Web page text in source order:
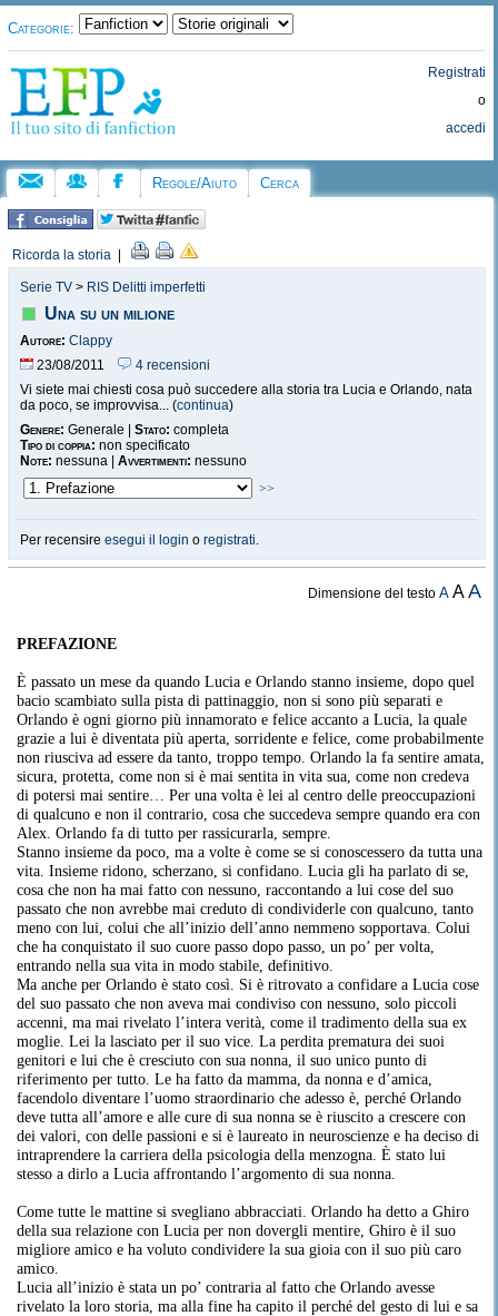
Categorie:
Registrati
o
accedi
Regole/Aiuto Cerca
Ricorda la storia
Serie TV > RIS Delitti imperfetti
Una su un milione
Autore: Clappy
23/08/2011
4 recensioni
Vi siete mai chiesti cosa può succedere alla storia tra Lucia e Orlando, nata
da poco, se improvvisa... (continua)
Genere: Generale | Stato: completa
Tipo di coppia: non specificato
Note: nessuna | Avvertimenti: nessuno
>>
Per recensire esegui il login o registrati.
Dimensione del testoA AA
PREFAZIONE
È passato un mese da quando Lucia e Orlando stanno insieme, dopo quel
bacio scambiato sulla pista di pattinaggio, non si sono più separati e
Orlando è ogni giorno più innamorato e felice accanto a Lucia, la quale
grazie a lui è diventata più aperta, sorridente e felice, come probabilmente
non riusciva ad essere da tanto, troppo tempo. Orlando la fa sentire amata,
sicura, protetta, come non si è mai sentita in vita sua, come non credeva
di potersi mai sentire… Per una volta è lei al centro delle preoccupazioni
di qualcuno e non il contrario, cosa che succedeva sempre quando era con
Alex. Orlando fa di tutto per rassicurarla, sempre.
Stanno insieme da poco, ma a volte è come se si conoscessero da tutta una
vita. Insieme ridono, scherzano, si confidano. Lucia gli ha parlato di se,
cosa che non ha mai fatto con nessuno, raccontando a lui cose del suo
passato che non avrebbe mai creduto di condividerle con qualcuno, tanto
meno con lui, colui che all’inizio dell’anno nemmeno sopportava. Colui
che ha conquistato il suo cuore passo dopo passo, un po’ per volta,
entrando nella sua vita in modo stabile, definitivo.
Ma anche per Orlando è stato così. Si è ritrovato a confidare a Lucia cose
del suo passato che non aveva mai condiviso con nessuno, solo piccoli
accenni, ma mai rivelato l’intera verità, come il tradimento della sua ex
moglie. Lei la lasciato per il suo vice. La perdita prematura dei suoi
genitori e lui che è cresciuto con sua nonna, il suo unico punto di
riferimento per tutto. Le ha fatto da mamma, da nonna e d’amica,
facendolo diventare l’uomo straordinario che adesso è, perché Orlando
deve tutta all’amore e alle cure di sua nonna se è riuscito a crescere con
dei valori, con delle passioni e si è laureato in neuroscienze e ha deciso di
intraprendere la carriera della psicologia della menzogna. È stato lui
stesso a dirlo a Lucia affrontando l’argomento di sua nonna.
Come tutte le mattine si svegliano abbracciati. Orlando ha detto a Ghiro
della sua relazione con Lucia per non dovergli mentire, Ghiro è il suo
migliore amico e ha voluto condividere la sua gioia con il suo più caro
amico.
Lucia all’inizio è stata un po’ contraria al fatto che Orlando avesse
rivelato la loro storia, ma alla fine ha capito il perché del gesto di lui e sa